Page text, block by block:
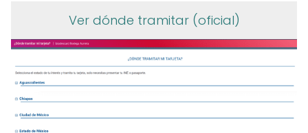
Ver dónde tramitar (oficial)